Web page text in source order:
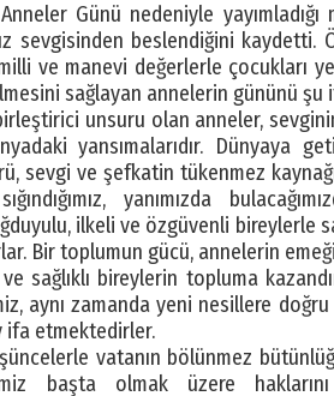
Günü nedeniyle
sevgisinden beslendiğini kaydetti.
ve manevi değerlerle çocukları
sağlayan annelerin gününü şu
unsuru olan anneler,
yansımalarıdır. Dünyaya
sevgi ve şefkatin tükenmez
yanımızda
ilkeli ve özgüvenli bireylerle
Bir toplumun gücü, annelerin
ve sağlıklı bireylerin topluma
aynı zamanda yeni nesillere
ifa etmektedirler.
vatanın bölünmez
başta olmak üzere